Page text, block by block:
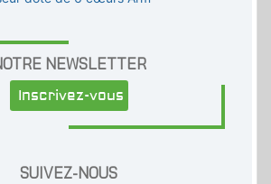
NEWSLETTER
Inscrivez-vous
SUIVEZ-NOUS